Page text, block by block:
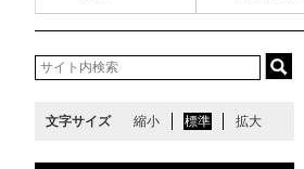
文字サイズ 縮小 標準 拡大